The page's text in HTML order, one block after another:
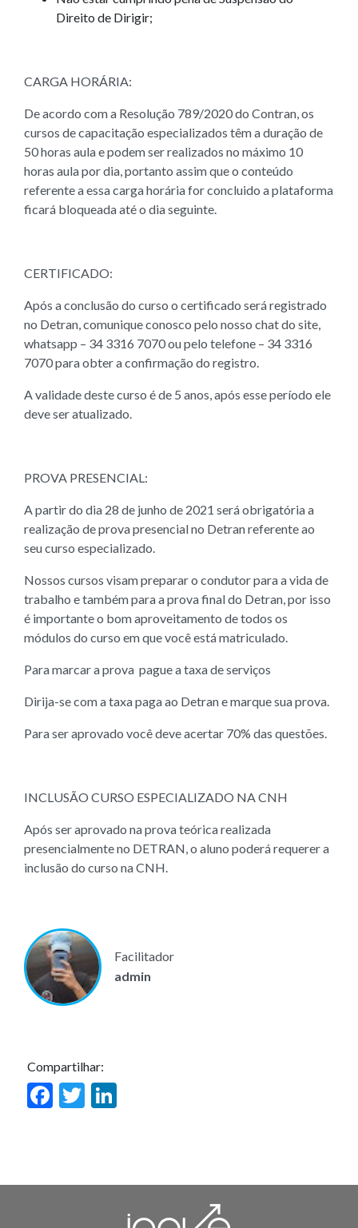
Direito de Dirigir;
CARGA HORÁRIA:
De acordo com a Resolução 789/2020 do Contran, os
cursos de capacitação especializados têm a duração de
50 horas aula e podem ser realizados no máximo 10
horas aula por dia, portanto assim que o conteúdo
referente a essa carga horária for concluido a plataforma
ficará bloqueada até o dia seguinte.
CERTIFICADO:
Após a conclusão do curso o certificado será registrado
no Detran, comunique conosco pelo nosso chat do site,
whatsapp – 34 3316 7070 ou pelo telefone – 34 3316
7070 para obter a confirmação do registro.
A validade deste curso é de 5 anos, após esse período ele
deve ser atualizado.
PROVA PRESENCIAL:
A partir do dia 28 de junho de 2021 será obrigatória a
realização de prova presencial no Detran referente ao
seu curso especializado.
Nossos cursos visam preparar o condutor para a vida de
trabalho e também para a prova final do Detran, por isso
é importante o bom aproveitamento de todos os
módulos do curso em que você está matriculado.
Para marcar a prova pague a taxa de serviços
Dirija-se com a taxa paga ao Detran e marque sua prova.
Para ser aprovado você deve acertar 70% das questões.
INCLUSÃO CURSO ESPECIALIZADO NA CNH
Após ser aprovado na prova teórica realizada
presencialmente no DETRAN, o aluno poderá requerer a
inclusão do curso na CNH.
Facilitador
admin
Compartilhar:
Facebook
Twitter